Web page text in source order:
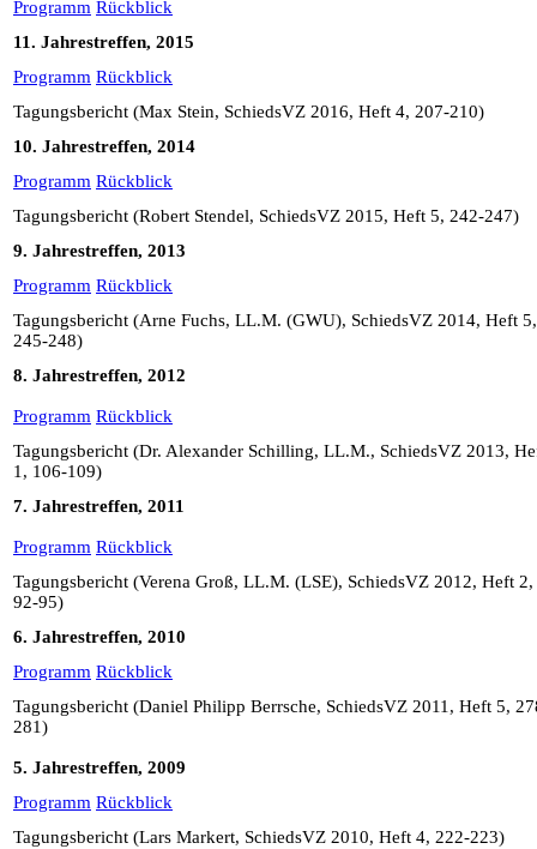
Programm Rückblick
11. Jahrestreffen, 2015
Programm Rückblick
Tagungsbericht (Max Stein, SchiedsVZ 2016, Heft 4, 207-210)
10. Jahrestreffen, 2014
Programm Rückblick
Tagungsbericht (Robert Stendel, SchiedsVZ 2015, Heft 5, 242-247)
9. Jahrestreffen, 2013
Programm Rückblick
Tagungsbericht (Arne Fuchs, LL.M. (GWU), SchiedsVZ 2014, Heft 5,
245-248)
8. Jahrestreffen, 2012
Programm Rückblick
Tagungsbericht (Dr. Alexander Schilling, LL.M., SchiedsVZ 2013,
1, 106-109)
7. Jahrestreffen, 2011
Programm Rückblick
Tagungsbericht (Verena Groß, LL.M. (LSE), SchiedsVZ 2012, Heft 2,
92-95)
6. Jahrestreffen, 2010
Programm Rückblick
Tagungsbericht (Daniel Philipp Berrsche, SchiedsVZ 2011, Heft 5,
281)
5. Jahrestreffen, 2009
Programm Rückblick
Tagungsbericht (Lars Markert, SchiedsVZ 2010, Heft 4, 222-223)